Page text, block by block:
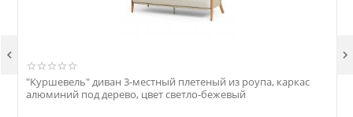
"Куршевель" диван 3-местный плетеный из роупа, каркас
алюминий под дерево, цвет светло-бежевый
 